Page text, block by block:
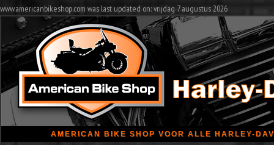
www.americanbikeshop.com was last updated on: vrijdag 7 augustus 2026
AMERICAN BIKE SHOP VOOR ALLE HARLEY-